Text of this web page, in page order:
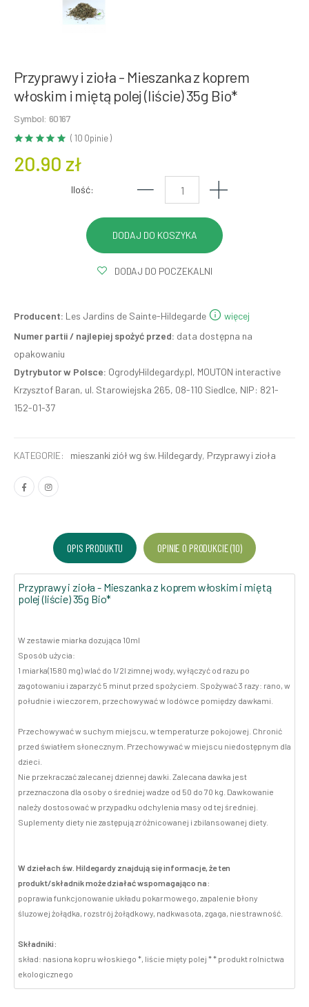
Przyprawy i zioła - Mieszanka z koprem
włoskim i miętą polej (liście) 35g Bio*
Symbol: 60167
( 10 Opinie )
20.90 zł
Ilość:
DODAJ DO POCZEKALNI
Producent: Les Jardins de Sainte-Hildegarde
więcej
Numer partii / najlepiej spożyć przed: data dostępna na
opakowaniu
Dytrybutor w Polsce: OgrodyHildegardy.pl, MOUTON interactive
Krzysztof Baran, ul. Starowiejska 265, 08-110 Siedlce, NIP: 821-
152-01-37
KATEGORIE: mieszanki ziół wg św. Hildegardy, Przyprawy i zioła
OPIS PRODUKTU OPINIE O PRODUKCIE (10)
Przyprawy i zioła - Mieszanka z koprem włoskim i miętą
polej (liście) 35g Bio*
W zestawie miarka dozująca 10ml
Sposób użycia:
1 miarka(1580 mg) wlać do 1/2l zimnej wody, wyłączyć od razu po
zagotowaniu i zaparzyć 5 minut przed spożyciem. Spożywać 3 razy: rano, w
południe i wieczorem, przechowywać w lodówce pomiędzy dawkami.
Przechowywać w suchym miejscu, w temperaturze pokojowej. Chronić
przed światłem słonecznym. Przechowywać w miejscu niedostępnym dla
dzieci.
Nie przekraczać zalecanej dziennej dawki. Zalecana dawka jest
przeznaczona dla osoby o średniej wadze od 50 do 70 kg. Dawkowanie
należy dostosować w przypadku odchylenia masy od tej średniej.
Suplementy diety nie zastępują zróżnicowanej i zbilansowanej diety.
W dziełach św. Hildegardy znajdują się informacje, że ten
produkt/składnik może działać wspomagająco na:
poprawia funkcjonowanie układu pokarmowego, zapalenie błony
śluzowej żołądka, rozstrój żołądkowy, nadkwasota, zgaga, niestrawność.
Składniki:
skład: nasiona kopru włoskiego *, liście mięty polej * * produkt rolnictwa
ekologicznego